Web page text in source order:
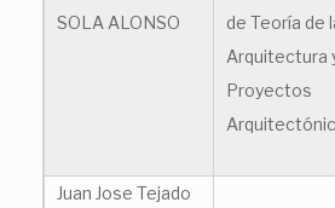
SOLA ALONSO
de Teoría de
Arquitectura
Proyectos
Juan Jose Tejado